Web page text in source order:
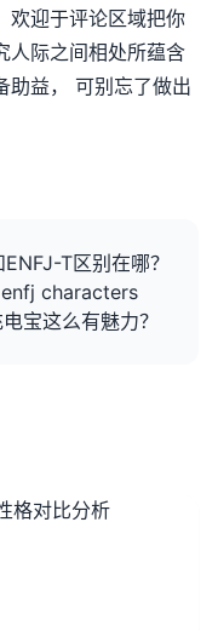
欢迎于评论区域把你
人际之间相处所蕴含
助益， 可别忘了做出
T区别在哪？
enfj characters
宝这么有魅力？